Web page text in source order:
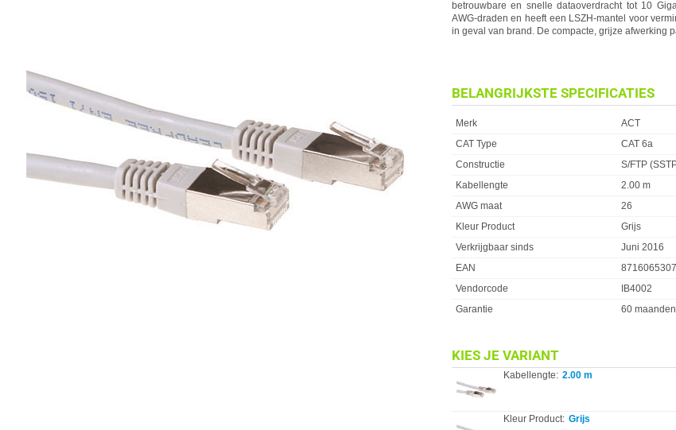
betrouwbare en snelle dataoverdracht tot 10
AWG-draden en heeft een LSZH-mantel voor
in geval van brand. De compacte, grijze afwerking
BELANGRIJKSTE SPECIFICATIES
Eigenschap
Merk
ACT
CAT Type
CAT 6a
Constructie
S/FTP
Kabellengte
2.00 m
AWG maat
26
Kleur Product
Grijs
Verkrijgbaar sinds
Juni 2016
EAN
Vendorcode
IB4002
Garantie
60 maanden
KIES JE VARIANT
Kabellengte: 2.00 m
Kleur Product: Grijs